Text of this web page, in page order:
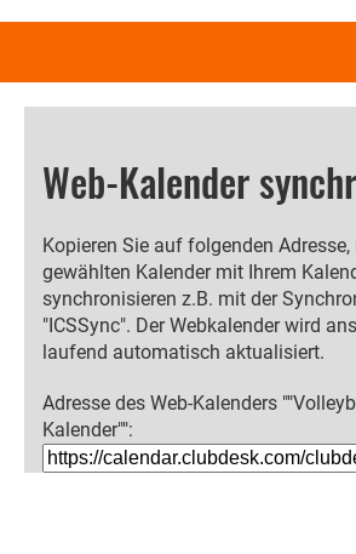
Web-Kalender
Kopieren Sie auf folgenden Adresse,
gewählten Kalender mit Ihrem
synchronisieren z.B. mit der
"ICSSync". Der Webkalender wird
laufend automatisch aktualisiert.
Adresse des Web-Kalenders
Kalender"":